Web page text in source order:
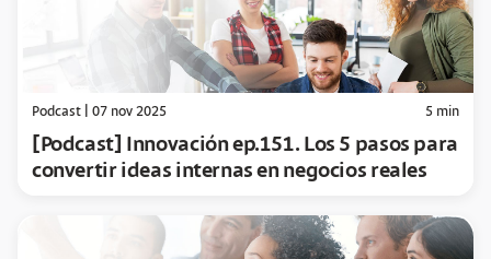
Podcast 07 nov 2025 5 min
[Podcast] Innovación ep.151. Los 5 pasos para
convertir ideas internas en negocios reales